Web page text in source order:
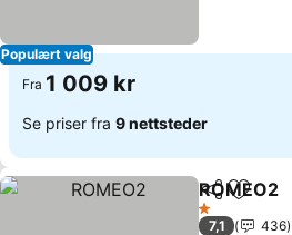
Populært valg
Fra 1 009 kr
Se priser fra 9 nettsteder
Del Legg
ROMEO2
1 Stjerner
7,1
436